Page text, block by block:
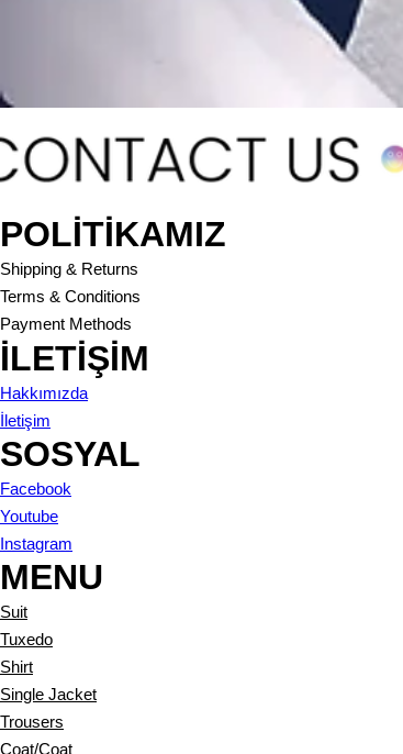
POLİTİKAMIZ
Shipping & Returns
Terms & Conditions
Payment Methods
İLETİŞİM
Hakkımızda
İletişim
SOSYAL
Facebook
Youtube
Instagram
MENU
Suit
Tuxedo
Shirt
Single Jacket
Trousers
Coat/Coat